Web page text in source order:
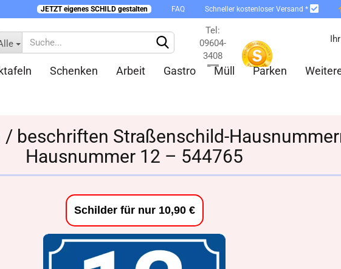
JETZT eigenes SCHILD gestalten FAQ Schneller kostenloser Versand *
Konto erstellen
Tel:
09604-
3408
Schenken Arbeit Gastro Müll Parken
beschriften Straßenschild-
Hausnummer 12 – 544765
Schilder für nur 10,90 €